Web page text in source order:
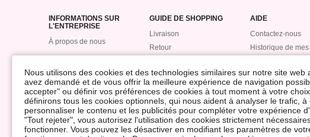
INFORMATIONS SUR
L'ENTREPRISE
À propos de nous
GUIDE DE SHOPPING
Livraison
Retour
Suivre mon colis
Paiement
Taille de référence
AIDE
Contactez-nous
Historique de mes
Points bonus
ROMWE VIP
Incident de
données
Nous utilisons des cookies et des technologies similaires sur notre site
avez demandé et de vous offrir la meilleure expérience de navigation
accepter" ou définir vos préférences de cookies à tout moment à votre
définirons tous les cookies optionnels, qui nous aident à analyser le trafic,
personnaliser le contenu et les publicités pour compléter votre expérience
"Tout rejeter", vous autorisez l'utilisation des cookies strictement
fonctionner. Vous pouvez les désactiver en modifiant les paramètres de